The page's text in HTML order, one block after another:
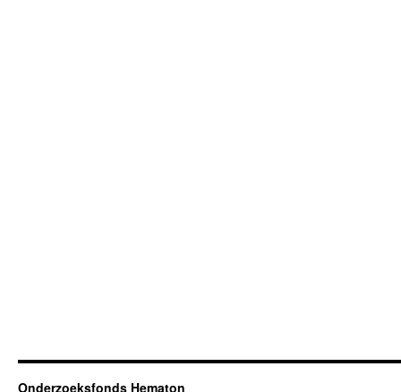
Onderzoeksfonds Hematon